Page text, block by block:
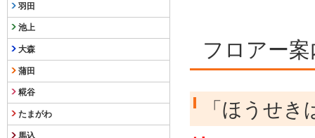
フロアー
「ほうせ
羽田
池上
大森
蒲田
糀谷
たまがわ
馬込